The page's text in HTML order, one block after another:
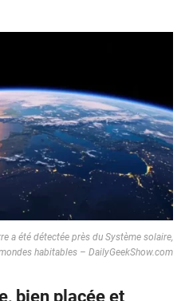
a été détectée près du Système solaire,
habitables – DailyGeekShow.com
bien placée et